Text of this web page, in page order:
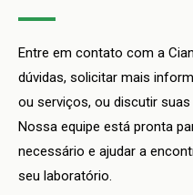
Entre em contato com a
dúvidas, solicitar mais
ou serviços, ou discutir
Nossa equipe está pronta
necessário e ajudar a
seu laboratório.